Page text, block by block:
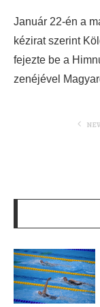
Január 22-én a
kézirat szerint
fejezte be a
zenéjével